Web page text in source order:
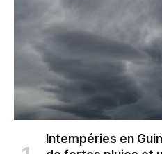
Intempéries en